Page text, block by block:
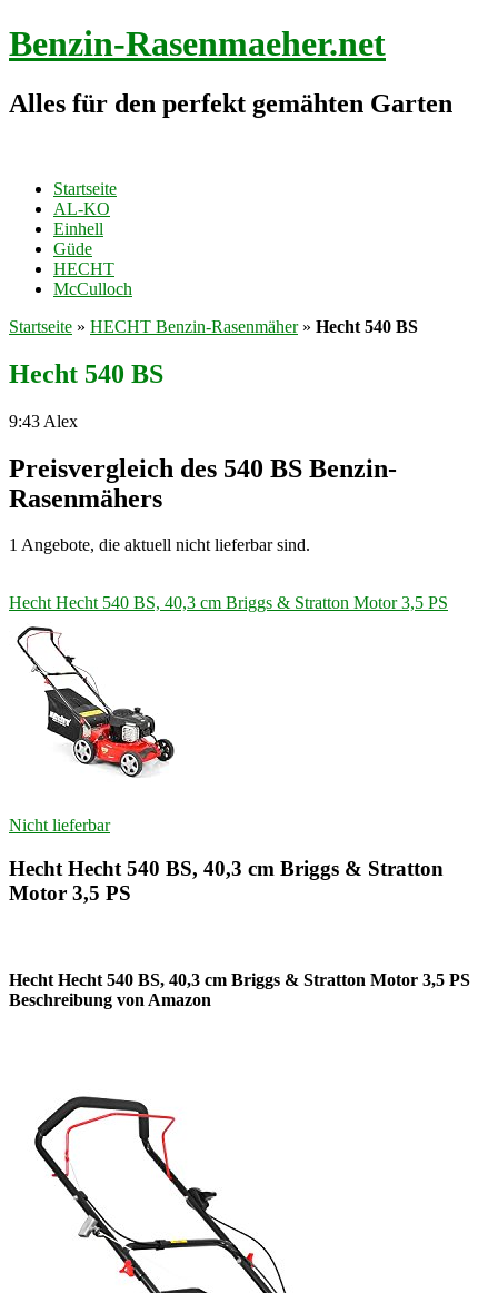
Benzin-Rasenmaeher.net
Alles für den perfekt gemähten Garten
Startseite
AL-KO
Einhell
Güde
HECHT
McCulloch
Startseite » HECHT Benzin-Rasenmäher» Hecht 540 BS
Hecht 540 BS
9:43 Alex
Preisvergleich des 540 BS Benzin-
Rasenmähers
1 Angebote, die aktuell nicht lieferbar sind.
Hecht Hecht 540 BS, 40,3 cm Briggs & Stratton Motor 3,5 PS
Nicht lieferbar
Hecht Hecht 540 BS, 40,3 cm Briggs & Stratton
Motor 3,5 PS
Hecht Hecht 540 BS, 40,3 cm Briggs & Stratton Motor 3,5 PS
Beschreibung von Amazon